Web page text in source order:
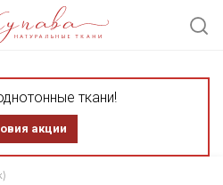
ткани!
акции